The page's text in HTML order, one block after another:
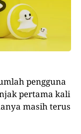
pengguna
pertama kali
masih terus